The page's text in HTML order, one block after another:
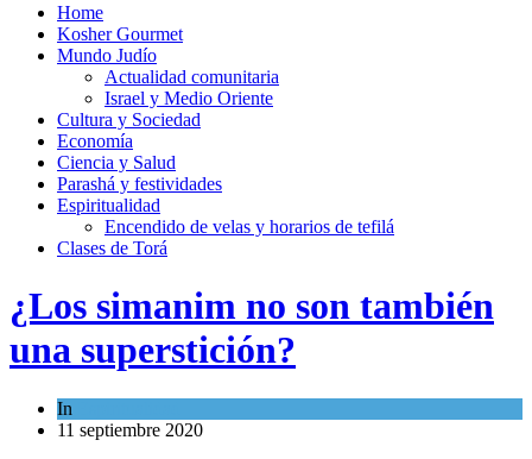
Home
Kosher Gourmet
Mundo Judío
Actualidad comunitaria
Israel y Medio Oriente
Cultura y Sociedad
Economía
Ciencia y Salud
Parashá y festividades
Espiritualidad
Encendido de velas y horarios de tefilá
Clases de Torá
¿Los simanim no son también
una superstición?
In
11 septiembre 2020